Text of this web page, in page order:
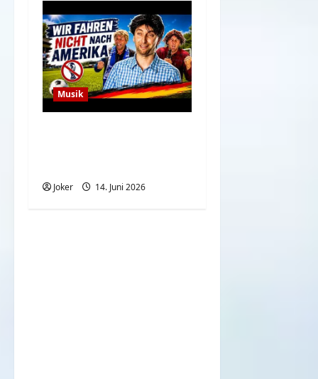
Musik
Joker 14. Juni 2026